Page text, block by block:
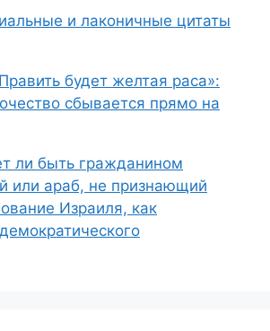
и лаконичные цитаты
будет желтая раса»:
сбывается прямо на
ли быть гражданином
или араб, не признающий
Израиля, как